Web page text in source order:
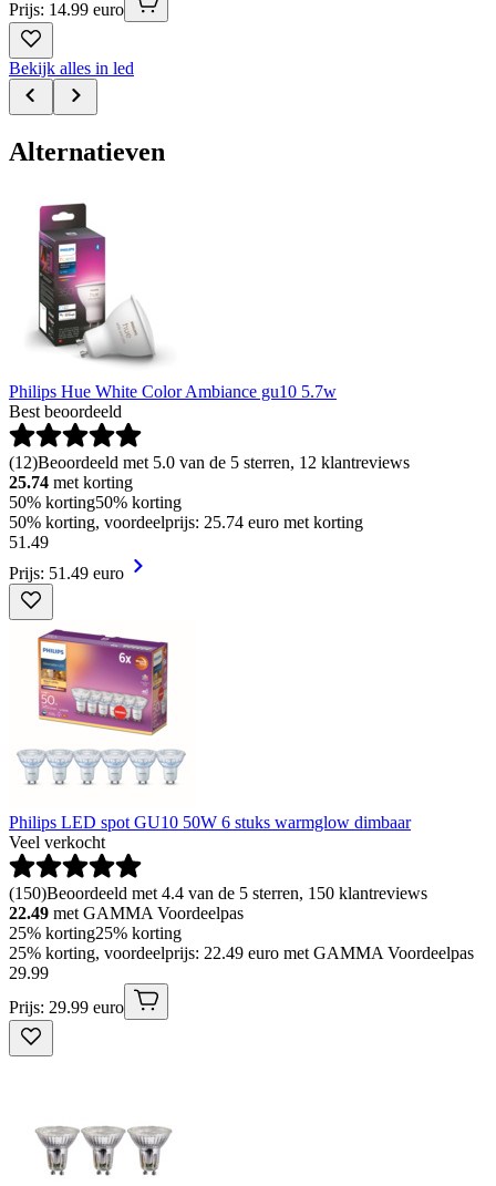
Prijs: 14.99 euro
Bekijk alles in led
Alternatieven
Philips Hue White Color Ambiance gu10 5.7w
Best beoordeeld
(12)Beoordeeld met 5.0 van de 5 sterren, 12 klantreviews
25.74 met korting
50% korting50% korting
50% korting, voordeelprijs: 25.74 euro met korting
51 .49
Prijs: 51.49 euro
Philips LED spot GU10 50W 6 stuks warmglow dimbaar
Veel verkocht
(150)Beoordeeld met 4.4 van de 5 sterren, 150 klantreviews
22.49 met GAMMA Voordeelpas
25% korting25% korting
25% korting, voordeelprijs: 22.49 euro met GAMMA Voordeelpas
29.99
Prijs: 29.99 euro